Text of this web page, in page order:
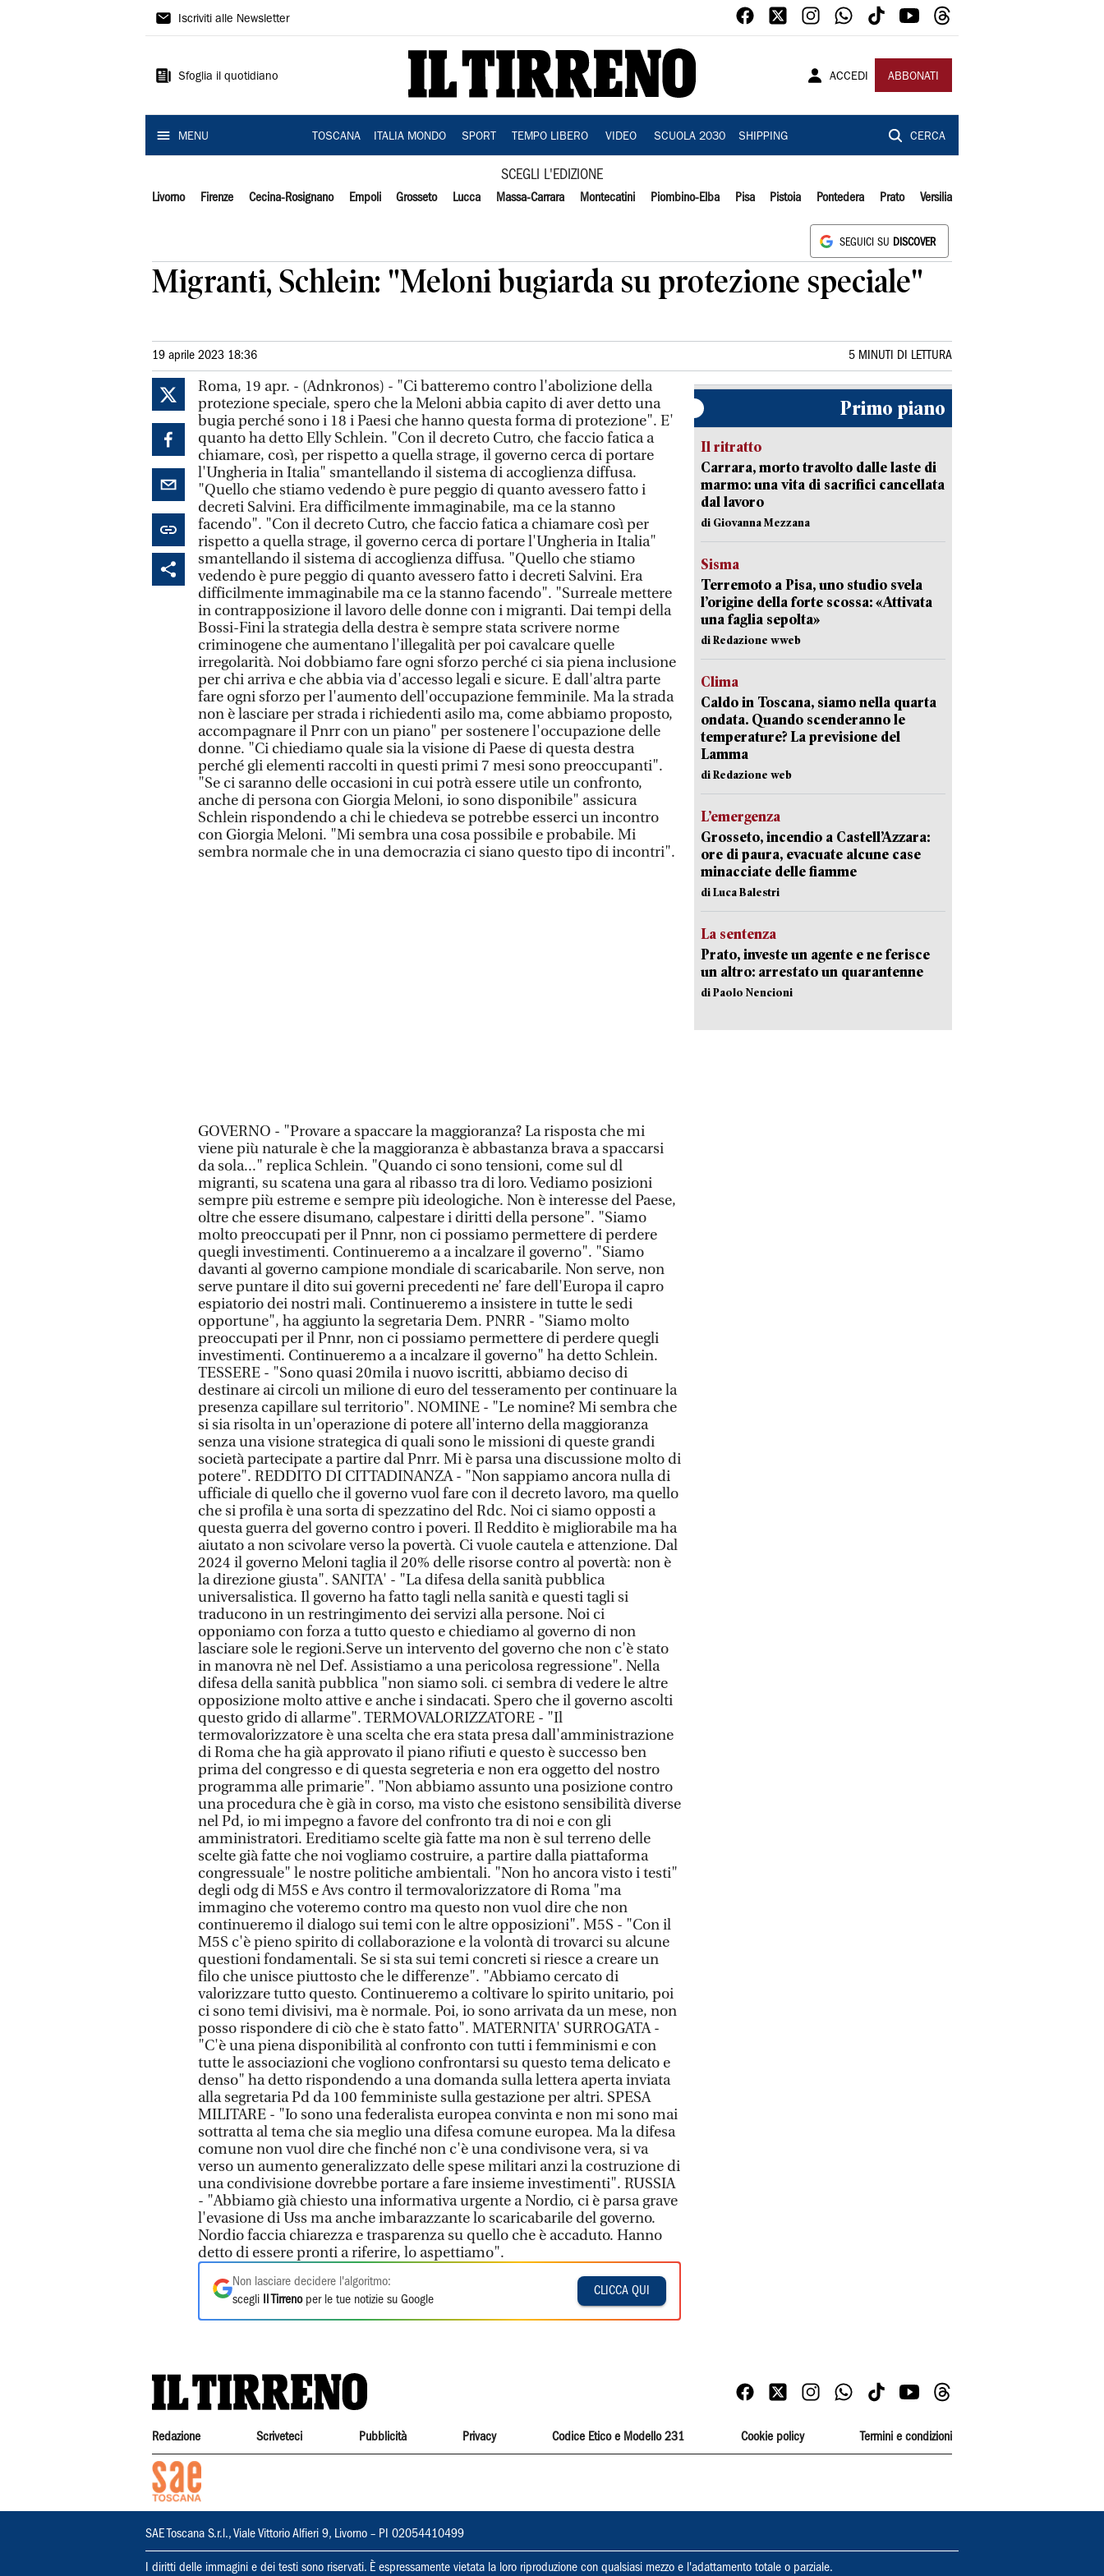
Il
Iscriviti alle Newsletter
Sfoglia il quotidiano ACCEDI ABBONATI
MENU TOSCANA ITALIA MONDO SPORT TEMPO LIBERO VIDEO SCUOLA 2030 SHIPPING CERCA
SCEGLI L'EDIZIONE
Livorno Firenze Cecina-Rosignano Empoli Grosseto Lucca Massa-Carrara Montecatini Piombino-Elba Pisa Pistoia Pontedera Prato Versilia
SEGUICI SU DISCOVER
Migranti, Schlein: "Meloni bugiarda su protezione speciale"
19 aprile 2023 18:36 5 MINUTI DI LETTURA
Roma, 19 apr. - (Adnkronos) - "Ci batteremo contro l'abolizione della
protezione speciale, spero che la Meloni abbia capito di aver detto una
bugia perché sono i 18 i Paesi che hanno questa forma di protezione". E'
quanto ha detto Elly Schlein. "Con il decreto Cutro, che faccio fatica a
chiamare, così, per rispetto a quella strage, il governo cerca di portare
l'Ungheria in Italia" smantellando il sistema di accoglienza diffusa.
"Quello che stiamo vedendo è pure peggio di quanto avessero fatto i
decreti Salvini. Era difficilmente immaginabile, ma ce la stanno
facendo". "Con il decreto Cutro, che faccio fatica a chiamare così per
rispetto a quella strage, il governo cerca di portare l'Ungheria in Italia"
smantellando il sistema di accoglienza diffusa. "Quello che stiamo
vedendo è pure peggio di quanto avessero fatto i decreti Salvini. Era
difficilmente immaginabile ma ce la stanno facendo". "Surreale mettere
in contrapposizione il lavoro delle donne con i migranti. Dai tempi della
Bossi-Fini la strategia della destra è sempre stata scrivere norme
criminogene che aumentano l'illegalità per poi cavalcare quelle
irregolarità. Noi dobbiamo fare ogni sforzo perché ci sia piena inclusione
per chi arriva e che abbia via d'accesso legali e sicure. E dall'altra parte
fare ogni sforzo per l'aumento dell'occupazione femminile. Ma la strada
non è lasciare per strada i richiedenti asilo ma, come abbiamo proposto,
accompagnare il Pnrr con un piano" per sostenere l'occupazione delle
donne. "Ci chiediamo quale sia la visione di Paese di questa destra
perché gli elementi raccolti in questi primi 7 mesi sono preoccupanti".
"Se ci saranno delle occasioni in cui potrà essere utile un confronto,
anche di persona con Giorgia Meloni, io sono disponibile" assicura
Schlein rispondendo a chi le chiedeva se potrebbe esserci un incontro
con Giorgia Meloni. "Mi sembra una cosa possibile e probabile. Mi
sembra normale che in una democrazia ci siano questo tipo di incontri".
GOVERNO - "Provare a spaccare la maggioranza? La risposta che mi
viene più naturale è che la maggioranza è abbastanza brava a spaccarsi
da sola..." replica Schlein. "Quando ci sono tensioni, come sul dl
migranti, su scatena una gara al ribasso tra di loro. Vediamo posizioni
sempre più estreme e sempre più ideologiche. Non è interesse del Paese,
oltre che essere disumano, calpestare i diritti della persone". "Siamo
molto preoccupati per il Pnnr, non ci possiamo permettere di perdere
quegli investimenti. Continueremo a a incalzare il governo". "Siamo
davanti al governo campione mondiale di scaricabarile. Non serve, non
serve puntare il dito sui governi precedenti ne’ fare dell'Europa il capro
espiatorio dei nostri mali. Continueremo a insistere in tutte le sedi
opportune", ha aggiunto la segretaria Dem. PNRR - "Siamo molto
preoccupati per il Pnnr, non ci possiamo permettere di perdere quegli
investimenti. Continueremo a a incalzare il governo" ha detto Schlein.
TESSERE - "Sono quasi 20mila i nuovo iscritti, abbiamo deciso di
destinare ai circoli un milione di euro del tesseramento per continuare la
presenza capillare sul territorio". NOMINE - "Le nomine? Mi sembra che
si sia risolta in un'operazione di potere all'interno della maggioranza
senza una visione strategica di quali sono le missioni di queste grandi
società partecipate a partire dal Pnrr. Mi è parsa una discussione molto di
potere". REDDITO DI CITTADINANZA - "Non sappiamo ancora nulla di
ufficiale di quello che il governo vuol fare con il decreto lavoro, ma quello
che si profila è una sorta di spezzatino del Rdc. Noi ci siamo opposti a
questa guerra del governo contro i poveri. Il Reddito è migliorabile ma ha
aiutato a non scivolare verso la povertà. Ci vuole cautela e attenzione. Dal
2024 il governo Meloni taglia il 20% delle risorse contro al povertà: non è
la direzione giusta". SANITA' - "La difesa della sanità pubblica
universalistica. Il governo ha fatto tagli nella sanità e questi tagli si
traducono in un restringimento dei servizi alla persone. Noi ci
opponiamo con forza a tutto questo e chiediamo al governo di non
lasciare sole le regioni.Serve un intervento del governo che non c'è stato
in manovra nè nel Def. Assistiamo a una pericolosa regressione". Nella
difesa della sanità pubblica "non siamo soli. ci sembra di vedere le altre
opposizione molto attive e anche i sindacati. Spero che il governo ascolti
questo grido di allarme". TERMOVALORIZZATORE - "Il
termovalorizzatore è una scelta che era stata presa dall'amministrazione
di Roma che ha già approvato il piano rifiuti e questo è successo ben
prima del congresso e di questa segreteria e non era oggetto del nostro
programma alle primarie". "Non abbiamo assunto una posizione contro
una procedura che è già in corso, ma visto che esistono sensibilità diverse
nel Pd, io mi impegno a favore del confronto tra di noi e con gli
amministratori. Ereditiamo scelte già fatte ma non è sul terreno delle
scelte già fatte che noi vogliamo costruire, a partire dalla piattaforma
congressuale" le nostre politiche ambientali. "Non ho ancora visto i testi"
degli odg di M5S e Avs contro il termovalorizzatore di Roma "ma
immagino che voteremo contro ma questo non vuol dire che non
continueremo il dialogo sui temi con le altre opposizioni". M5S - "Con il
M5S c'è pieno spirito di collaborazione e la volontà di trovarci su alcune
questioni fondamentali. Se si sta sui temi concreti si riesce a creare un
filo che unisce piuttosto che le differenze". "Abbiamo cercato di
valorizzare tutto questo. Continueremo a coltivare lo spirito unitario, poi
ci sono temi divisivi, ma è normale. Poi, io sono arrivata da un mese, non
posso rispondere di ciò che è stato fatto". MATERNITA' SURROGATA -
"C'è una piena disponibilità al confronto con tutti i femminismi e con
tutte le associazioni che vogliono confrontarsi su questo tema delicato e
denso" ha detto rispondendo a una domanda sulla lettera aperta inviata
alla segretaria Pd da 100 femministe sulla gestazione per altri. SPESA
MILITARE - "Io sono una federalista europea convinta e non mi sono mai
sottratta al tema che sia meglio una difesa comune europea. Ma la difesa
comune non vuol dire che finché non c'è una condivisone vera, si va
verso un aumento generalizzato delle spese militari anzi la costruzione di
una condivisione dovrebbe portare a fare insieme investimenti". RUSSIA
- "Abbiamo già chiesto una informativa urgente a Nordio, ci è parsa grave
l'evasione di Uss ma anche imbarazzante lo scaricabarile del governo.
Nordio faccia chiarezza e trasparenza su quello che è accaduto. Hanno
detto di essere pronti a riferire, lo aspettiamo".
Non lasciare decidere l'algoritmo:
scegli
Il Tirrenoper le tue notizie su Google
CLICCA QUI
Primo piano
Il ritratto
Carrara, morto travolto dalle laste di
marmo: una vita di sacrifici cancellata
dal lavoro
di Giovanna Mezzana
Sisma
Terremoto a Pisa, uno studio svela
l’origine della forte scossa: «Attivata
una faglia sepolta»
di Redazione wweb
Clima
Caldo in Toscana, siamo nella quarta
ondata. Quando scenderanno le
temperature? La previsione del
Lamma
di Redazione web
L’emergenza
Grosseto, incendio a Castell’Azzara:
ore di paura, evacuate alcune case
minacciate delle fiamme
di Luca Balestri
La sentenza
Prato, investe un agente e ne ferisce
un altro: arrestato un quarantenne
di Paolo Nencioni
Redazione Scriveteci Pubblicità Privacy Codice Etico e Modello 231 Cookie policy Termini e condizioni
SAE Toscana S.r.l., Viale Vittorio Alfieri 9, Livorno – PI 02054410499
I diritti delle immagini e dei testi sono riservati. È espressamente vietata la loro riproduzione con qualsiasi mezzo e l'adattamento totale o parziale.